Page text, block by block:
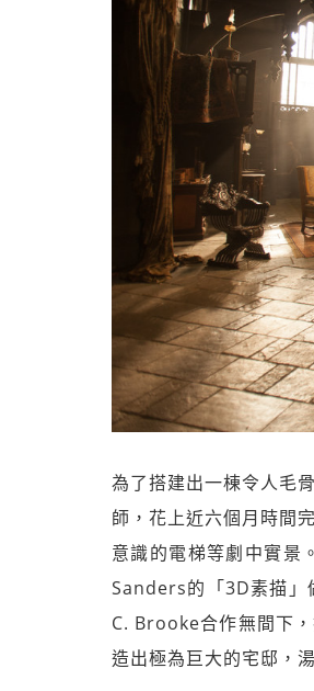
為了搭建出一棟令人毛
師，花上近六個月時間
意識的電梯等劇中實景
Sanders的「3D素描
C. Brooke合作無間下
造出極為巨大的宅邸，